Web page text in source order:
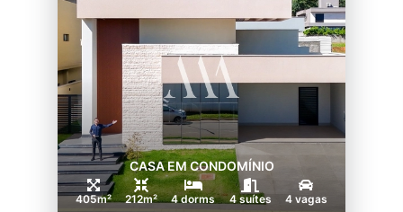
CASA EM CONDOMÍNIO
405m² 212m² 4 dorms 4 suítes 4 vagas